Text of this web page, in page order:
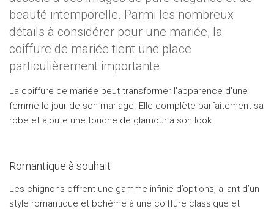
WHO’SWHO
beauté intemporelle. Parmi les nombreux
détails à considérer pour une mariée, la
coiffure de mariée tient une place
particulièrement importante.
La coiffure de mariée peut transformer l’apparence d’une
femme le jour de son mariage. Elle complète parfaitement sa
robe et ajoute une touche de glamour à son look.
Romantique à souhait
Les chignons offrent une gamme infinie d’options, allant d’un
style romantique et bohème à une coiffure classique et